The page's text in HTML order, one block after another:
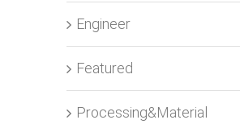
Engineer
Featured
Processing&Material